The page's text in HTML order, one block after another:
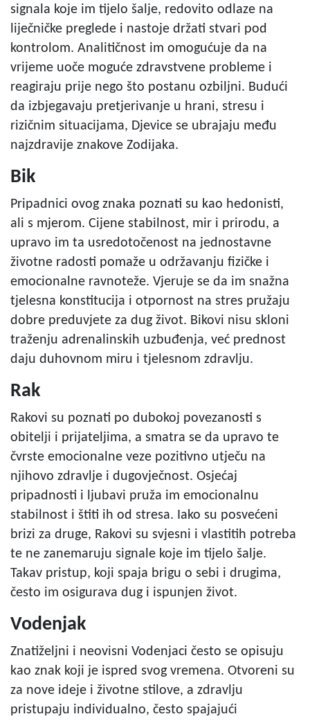
signala koje im tijelo šalje, redovito odlaze na
liječničke preglede i nastoje držati stvari pod
kontrolom. Analitičnost im omogućuje da na
vrijeme uoče moguće zdravstvene probleme i
reagiraju prije nego što postanu ozbiljni. Budući
da izbjegavaju pretjerivanje u hrani, stresu i
rizičnim situacijama, Djevice se ubrajaju među
najzdravije znakove Zodijaka.
Bik
Pripadnici ovog znaka poznati su kao hedonisti,
ali s mjerom. Cijene stabilnost, mir i prirodu, a
upravo im ta usredotočenost na jednostavne
životne radosti pomaže u održavanju fizičke i
emocionalne ravnoteže. Vjeruje se da im snažna
tjelesna konstitucija i otpornost na stres pružaju
dobre preduvjete za dug život. Bikovi nisu skloni
traženju adrenalinskih uzbuđenja, već prednost
daju duhovnom miru i tjelesnom zdravlju.
Rak
Rakovi su poznati po dubokoj povezanosti s
obitelji i prijateljima, a smatra se da upravo te
čvrste emocionalne veze pozitivno utječu na
njihovo zdravlje i dugovječnost. Osjećaj
pripadnosti i ljubavi pruža im emocionalnu
stabilnost i štiti ih od stresa. Iako su posvećeni
brizi za druge, Rakovi su svjesni i vlastitih potreba
te ne zanemaruju signale koje im tijelo šalje.
Takav pristup, koji spaja brigu o sebi i drugima,
često im osigurava dug i ispunjen život.
Vodenjak
Znatiželjni i neovisni Vodenjaci često se opisuju
kao znak koji je ispred svog vremena. Otvoreni su
za nove ideje i životne stilove, a zdravlju
pristupaju individualno, često spajajući